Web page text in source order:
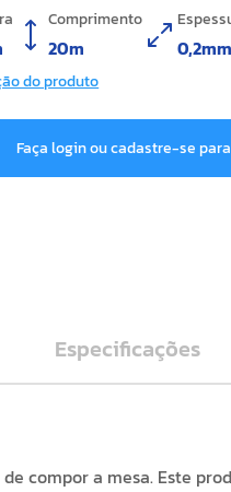
Comprimento
20m 0,2mm
do produto
Faça login ou cadastre-se
Especificações
compor a mesa. Este